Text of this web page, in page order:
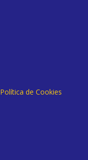
Política de Cookies